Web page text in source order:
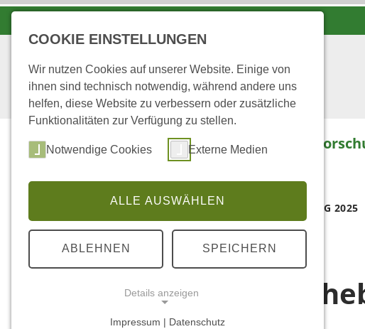
Start Über uns
STARTSEITE ... WALDZUSTANDSERHEBUNG 2025
COOKIE EINSTELLUNGEN
Wir nutzen Cookies auf unserer Website. Einige von
ihnen sind technisch notwendig, während andere uns
helfen, diese Website zu verbessern oder zusätzliche
Funktionalitäten zur Verfügung zu stellen.
Notwendige Cookies Externe Medien
ALLE AUSWÄHLEN
ABLEHNEN SPEICHERN
Details anzeigen
Impressum | Datenschutz